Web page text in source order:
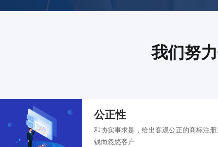
我们努
公正性
和协实事求是，给出客观公正的商标注
钱而忽悠客户